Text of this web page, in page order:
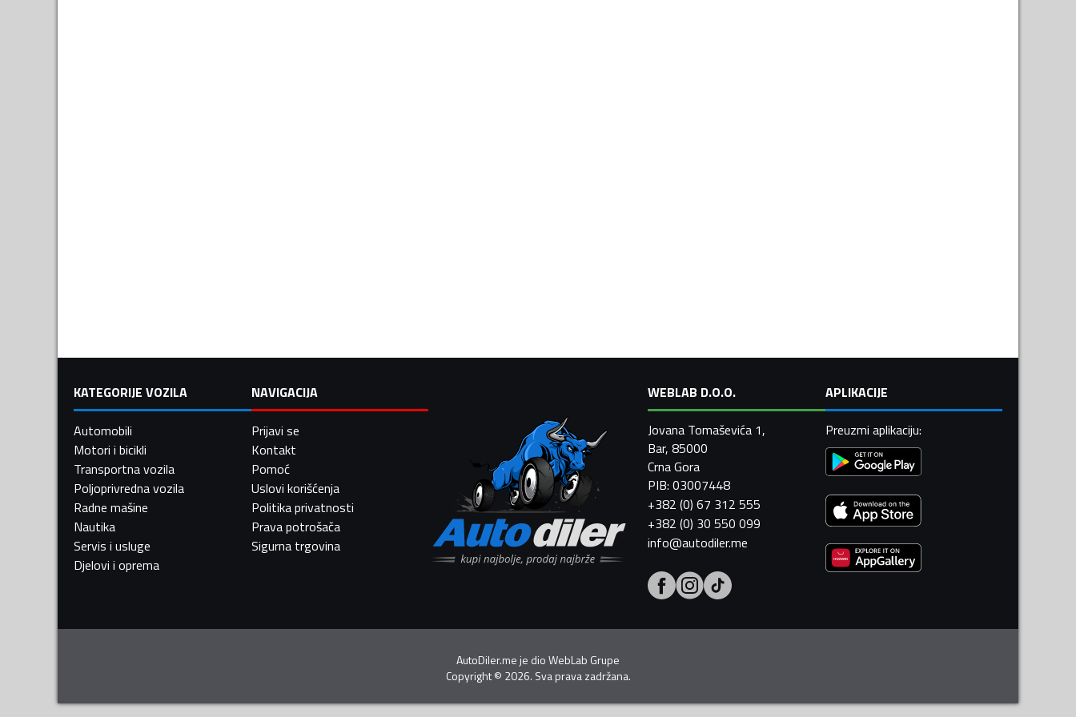
KATEGORIJE VOZILA
Automobili
Motori i bicikli
Transportna vozila
Poljoprivredna vozila
Radne mašine
Nautika
Servis i usluge
Djelovi i oprema
NAVIGACIJA
Prijavi se
Kontakt
Pomoć
Uslovi korišćenja
Politika privatnosti
Prava potrošača
Sigurna trgovina
WEBLAB D.O.O.
Jovana Tomaševića 1,
Bar, 85000
Crna Gora
PIB: 03007448
+382 (0) 67 312 555
+382 (0) 30 550 099
info@autodiler.me
APLIKACIJE
Preuzmi aplikaciju:
AutoDiler.me je dioWebLab Grupe
Copyright© 2026. Sva prava zadržana.